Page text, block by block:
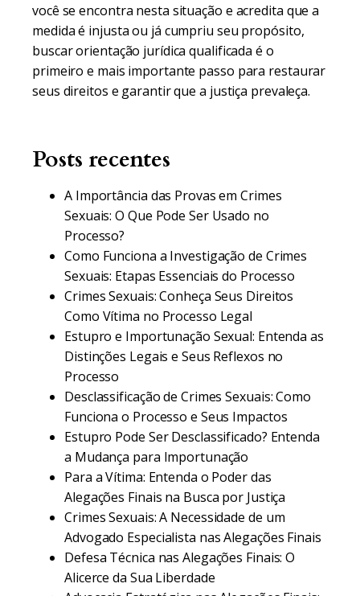
você se encontra nesta situação e acredita que a
medida é injusta ou já cumpriu seu propósito,
buscar orientação jurídica qualificada é o
primeiro e mais importante passo para restaurar
seus direitos e garantir que a justiça prevaleça.
Posts recentes
A Importância das Provas em Crimes
Sexuais: O Que Pode Ser Usado no
Processo?
Como Funciona a Investigação de Crimes
Sexuais: Etapas Essenciais do Processo
Crimes Sexuais: Conheça Seus Direitos
Como Vítima no Processo Legal
Estupro e Importunação Sexual: Entenda as
Distinções Legais e Seus Reflexos no
Processo
Desclassificação de Crimes Sexuais: Como
Funciona o Processo e Seus Impactos
Estupro Pode Ser Desclassificado? Entenda
a Mudança para Importunação
Para a Vítima: Entenda o Poder das
Alegações Finais na Busca por Justiça
Crimes Sexuais: A Necessidade de um
Advogado Especialista nas Alegações Finais
Defesa Técnica nas Alegações Finais: O
Alicerce da Sua Liberdade